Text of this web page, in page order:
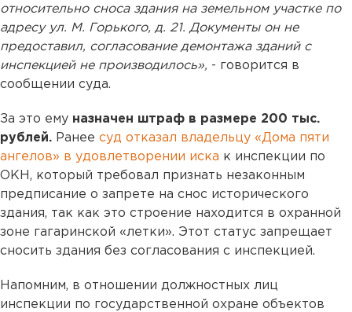
относительно сноса здания на земельном участке по
адресу ул. М. Горького, д. 21. Документы он не
предоставил, согласование демонтажа зданий с
инспекцией не производилось», - говорится в
сообщении суда.
За это ему назначен штраф в размере 200 тыс.
рублей. Ранее суд отказал владельцу «Дома пяти
ангелов» в удовлетворении иска к инспекции по
ОКН, который требовал признать незаконным
предписание о запрете на снос исторического
здания, так как это строение находится в охранной
зоне гагаринской «летки». Этот статус запрещает
сносить здания без согласования с инспекцией.
Напомним, в отношении должностных лиц
инспекции по государственной охране объектов